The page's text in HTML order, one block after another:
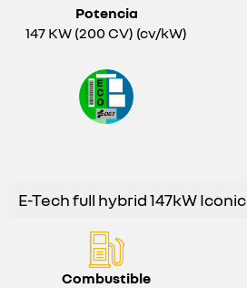
Potencia
147 KW (200 CV) (cv/kW)
E-Tech full hybrid 147kW Iconic
Combustible